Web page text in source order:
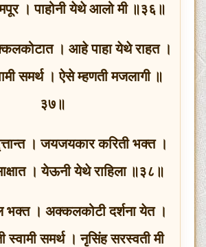
। पाहोनी येथे आलो मी ॥३६॥
। आहे पाहा येथे राहत ।
समर्थ । ऐसे म्हणती मजलागी ॥
३७॥
। जयजयकार करिती भक्त ।
। येऊनी येथे राहिला ॥३८॥
भक्त । अक्कलकोटी दर्शना येत ।
स्वामी समर्थ । नृसिंह सरस्वती मी